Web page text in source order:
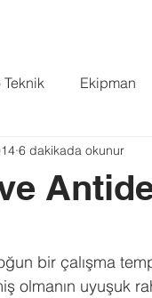
Teknik Ekipman
Standard
6 dakikada okunur
bir çalışma
olmanın uyuşuk